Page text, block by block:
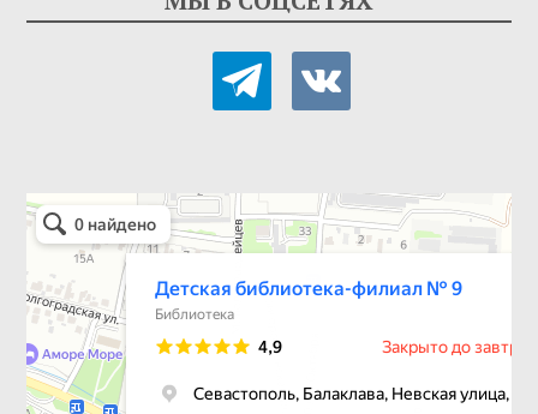
telegramvkontakte
Детская библиотека-филиал № 9
Библиотека в Севастополе